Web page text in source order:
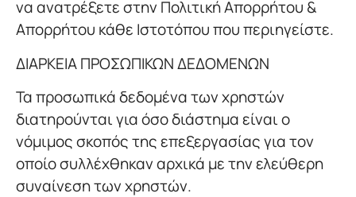
να ανατρέξετε στην Πολιτική Απορρήτου &
Απορρήτου κάθε Ιστοτόπου που περιηγείστε.
ΔΙΑΡΚΕΙΑ ΠΡΟΣΩΠΙΚΩΝ ΔΕΔΟΜΕΝΩΝ
Τα προσωπικά δεδομένα των χρηστών
διατηρούνται για όσο διάστημα είναι ο
νόμιμος σκοπός της επεξεργασίας για τον
οποίο συλλέχθηκαν αρχικά με την ελεύθερη
συναίνεση των χρηστών.